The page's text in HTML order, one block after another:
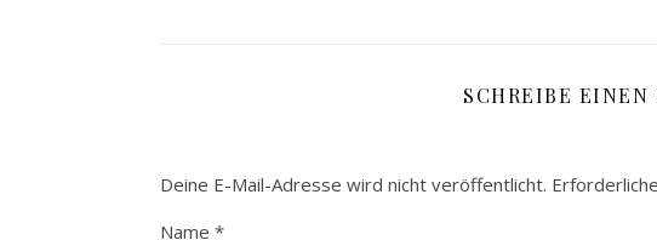
SCHREIBE EINEN
Deine E-Mail-Adresse wird nicht veröffentlicht.
Name *